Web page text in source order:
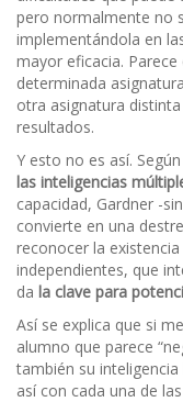
pero normalmente no
implementándola en
mayor eficacia.
determinada
otra asignatura
resultados.
Y esto no es así.
las inteligencias
capacidad, Gardner -
convierte en una
reconocer la
independientes, que
da la clave para
Así se explica que si
alumno que parece
también su
así con cada una de